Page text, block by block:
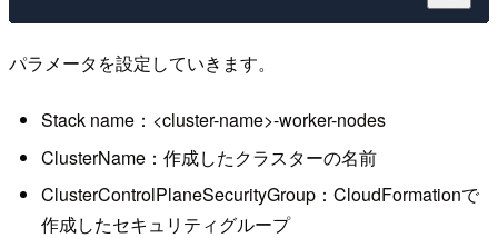
パラメータを設定していきます。
Stack name：<cluster-name>-worker-nodes
ClusterName：作成したクラスターの名前
ClusterControlPlaneSecurityGroup：CloudFormationで
作成したセキュリティグループ